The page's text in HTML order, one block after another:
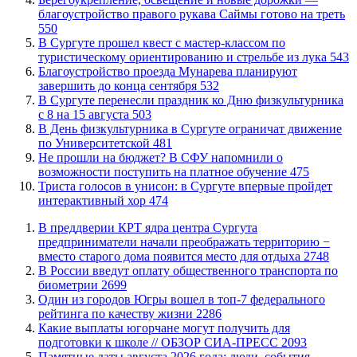
благоустройство правого рукава Саймы готово на треть
550
В Сургуте прошел квест с мастер-классом по
туристическому ориентированию и стрельбе из лука 543
Благоустройство проезда Мунарева планируют
завершить до конца сентября 532
​В Сургуте перенесли праздник ко Дню физкультурника
с 8 на 15 августа 503
​В День физкультурника в Сургуте ограничат движение
по Университетской 481
Не прошли на бюджет? В СФУ напомнили о
возможности поступить на платное обучение 475
​Триста голосов в унисон: в Сургуте впервые пройдет
интерактивный хор 474
​В преддверии КРТ ядра центра Сургута
предприниматели начали преображать территорию −
вместо старого дома появится место для отдыха 2748
В России введут оплату общественного транспорта по
биометрии 2699
Один из городов Югры вошел в топ-7 федерального
рейтинга по качеству жизни 2286
Какие выплаты югорчане могут получить для
подготовки к школе // ОБЗОР СИА-ПРЕСС 2093